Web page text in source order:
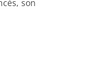
son